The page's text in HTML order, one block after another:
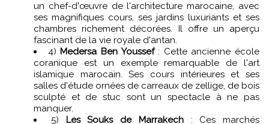
un chef-d'œuvre de l'architecture marocaine, avec
ses magnifiques cours, ses jardins luxuriants et ses
chambres richement décorées. Il offre un aperçu
fascinant de la vie royale d'antan.
4) Medersa Ben Youssef: Cette ancienne école
coranique est un exemple remarquable de l'art
islamique marocain. Ses cours intérieures et ses
salles d'étude ornées de carreaux de zellige, de bois
sculpté et de stuc sont un spectacle à ne pas
manquer.
5) Les Souks de Marrakech: Ces marchés